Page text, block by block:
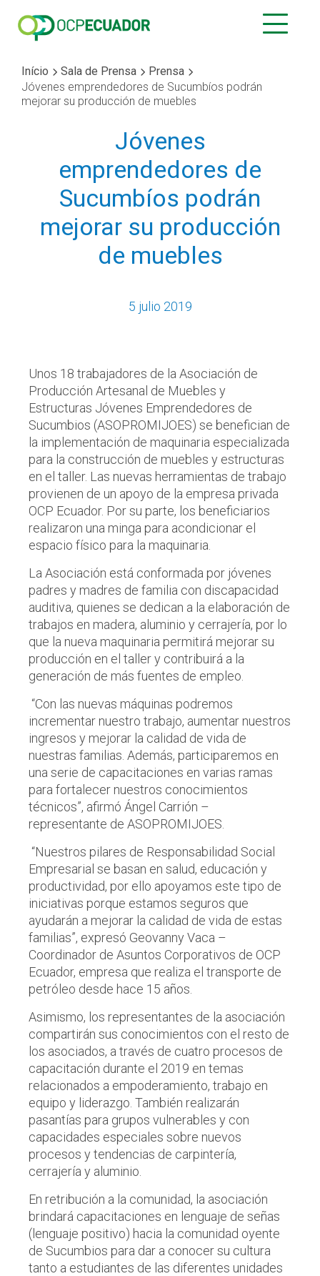
Início Sala de Prensa
Prensa
Jóvenes emprendedores de Sucumbíos podrán
mejorar su producción de muebles
Jóvenes
emprendedores de
Sucumbíos podrán
mejorar su producción
de muebles
5 julio 2019
Unos 18 trabajadores de la Asociación de
Producción Artesanal de Muebles y
Estructuras Jóvenes Emprendedores de
Sucumbios (ASOPROMIJOES) se benefician de
la implementación de maquinaria especializada
para la construcción de muebles y estructuras
en el taller. Las nuevas herramientas de trabajo
provienen de un apoyo de la empresa privada
OCP Ecuador. Por su parte, los beneficiarios
realizaron una minga para acondicionar el
espacio físico para la maquinaria.
La Asociación está conformada por jóvenes
padres y madres de familia con discapacidad
auditiva, quienes se dedican a la elaboración de
trabajos en madera, aluminio y cerrajería, por lo
que la nueva maquinaria permitirá mejorar su
producción en el taller y contribuirá a la
generación de más fuentes de empleo.
“Con las nuevas máquinas podremos
incrementar nuestro trabajo, aumentar nuestros
ingresos y mejorar la calidad de vida de
nuestras familias. Además, participaremos en
una serie de capacitaciones en varias ramas
para fortalecer nuestros conocimientos
técnicos”, afirmó Ángel Carrión –
representante de ASOPROMIJOES.
“Nuestros pilares de Responsabilidad Social
Empresarial se basan en salud, educación y
productividad, por ello apoyamos este tipo de
iniciativas porque estamos seguros que
ayudarán a mejorar la calidad de vida de estas
familias”, expresó Geovanny Vaca –
Coordinador de Asuntos Corporativos de OCP
Ecuador, empresa que realiza el transporte de
petróleo desde hace 15 años.
Asimismo, los representantes de la asociación
compartirán sus conocimientos con el resto de
los asociados, a través de cuatro procesos de
capacitación durante el 2019 en temas
relacionados a empoderamiento, trabajo en
equipo y liderazgo. También realizarán
pasantías para grupos vulnerables y con
capacidades especiales sobre nuevos
procesos y tendencias de carpintería,
cerrajería y aluminio.
En retribución a la comunidad, la asociación
brindará capacitaciones en lenguaje de señas
(lenguaje positivo) hacia la comunidad oyente
de Sucumbios para dar a conocer su cultura
tanto a estudiantes de las diferentes unidades